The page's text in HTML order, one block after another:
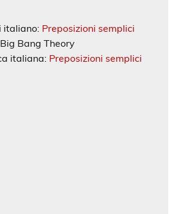
italiano: Preposizioni semplici
Bang Theory
italiana: Preposizioni semplici